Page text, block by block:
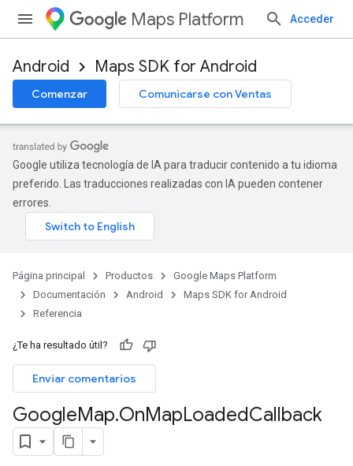
Maps Platform Acceder
Android Maps SDK for Android
Comenzar Comunicarse con Ventas
Google utiliza tecnología de IA para traducir contenido a tu idioma
preferido. Las traducciones realizadas con IA pueden contener
errores.
Página principal Productos
Google Maps Platform
Documentación
Android
Maps SDK for Android
Referencia
¿Te ha resultado útil?
Enviar comentarios
GoogleMap.OnMapLoadedCallback